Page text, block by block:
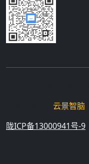
云景智脑
陇ICP备13000941号-9